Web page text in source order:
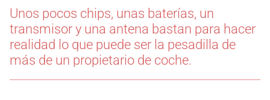
Unos pocos chips, unas baterías, un
transmisor y una antena bastan para hacer
realidad lo que puede ser la pesadilla de
más de un propietario de coche.